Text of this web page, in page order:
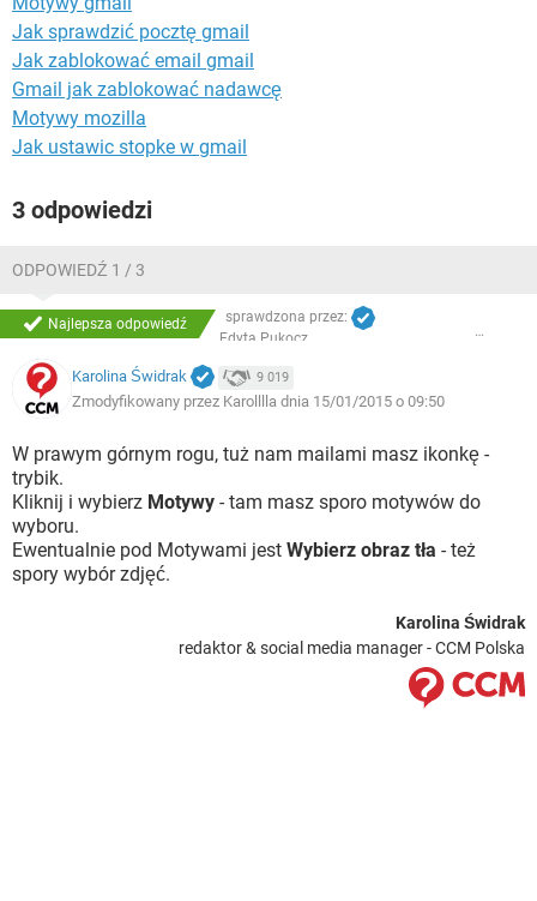
WINDOWS 10
Jak sprawdzić pocztę gmail
Jak zablokować email gmail
Gmail jak zablokować nadawcę
Motywy mozilla
Jak ustawic stopke w gmail
3 odpowiedzi
ODPOWIEDŹ 1 / 3
Najlepsza odpowiedź
sprawdzona przez:
Edyta Pukocz
Karolina Świdrak 9 019
Zmodyfikowany przez Karolllla dnia 15/01/2015 o 09:50
W prawym górnym rogu, tuż nam mailami masz ikonkę -
trybik.
Kliknij i wybierz Motywy - tam masz sporo motywów do
wyboru.
Ewentualnie pod Motywami jest Wybierz obraz tła - też
spory wybór zdjęć.
Karolina Świdrak
redaktor & social media manager - CCM Polska